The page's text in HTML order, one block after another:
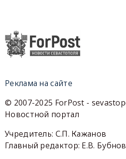
Реклама на сайте
© 2007-2025 ForPost -
Новостной портал
Учредитель: С.П. Кажанов
Главный редактор: Е.В.